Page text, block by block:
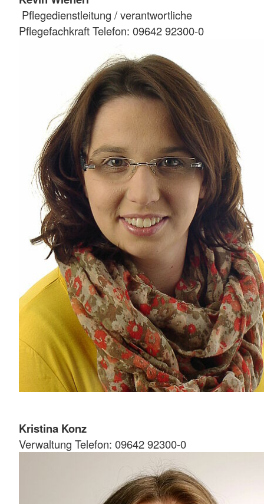
Pflegedienstleitung / verantwortliche
Pflegefachkraft Telefon: 09642 92300-0
Kristina Konz
Verwaltung Telefon: 09642 92300-0